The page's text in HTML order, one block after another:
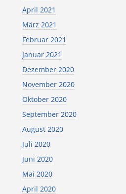
April 2021
März 2021
Februar 2021
Januar 2021
Dezember 2020
November 2020
Oktober 2020
September 2020
August 2020
Juli 2020
Juni 2020
Mai 2020
April 2020